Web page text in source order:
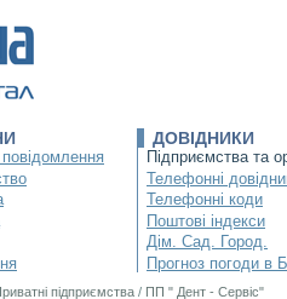
повідомлення
ДОВІДНИКИ
Підприємства та
Телефонні
Телефонні коди
Поштові індекси
Дім. Сад. Город.
Прогноз погоди в
підприємства / ПП " Дент - Сервіс"